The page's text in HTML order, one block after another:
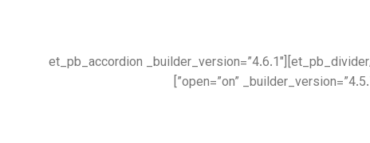
[/et_pb_text][et_pb_divider color=”#979797″ divider_weight=”2px” _builder_version=”3.12.2″ max_width=”100px”][/et_pb_divider][et_pb_accordion _builder_version=”4.6.1″